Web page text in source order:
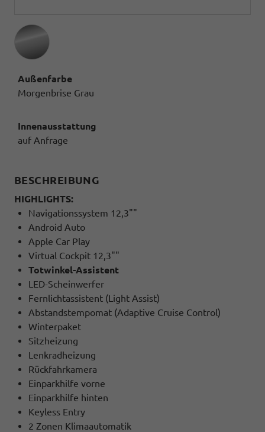
Außenfarbe
Morgenbrise Grau
Innenausstattung
auf Anfrage
BESCHREIBUNG
HIGHLIGHTS:
Navigationssystem 12,3""
Android Auto
Apple Car Play
Virtual Cockpit 12,3""
Totwinkel-Assistent
LED-Scheinwerfer
Fernlichtassistent (Light Assist)
Abstandstempomat (Adaptive Cruise Control)
Winterpaket
Sitzheizung
Lenkradheizung
Rückfahrkamera
Einparkhilfe vorne
Einparkhilfe hinten
Keyless Entry
2 Zonen Klimaautomatik